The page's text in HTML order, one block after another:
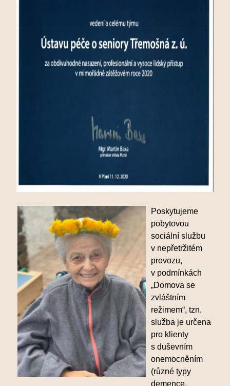
Poskytujeme
pobytovou
sociální službu
v nepřetržitém
provozu,
v podmínkách
„Domova se
zvláštním
režimem“, tzn.
služba je určena
pro klienty
s duševním
onemocněním
(různé typy
demence,